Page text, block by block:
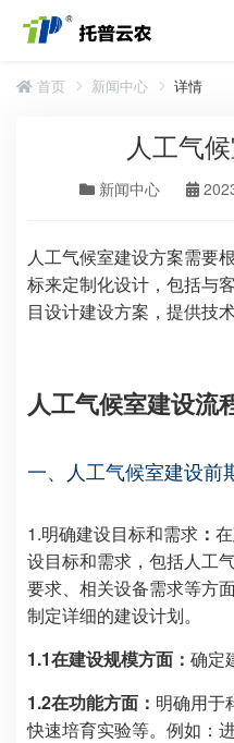
首页 新闻中心 详情
人工气
新闻中心
人工气候室建设方案需要
标来定制化设计，包括与
目设计建设方案，提供技
人工气候室建设流
一、 人工气候室建设前
1.明确建设目标和需求 ：
设目标和需求，包括人工
要求、相关设备需求等方
制定详细的建设计划。
1.1在建设规模方面： 确定
1.2在功能方面： 明确用于
快速培育实验等。例如：